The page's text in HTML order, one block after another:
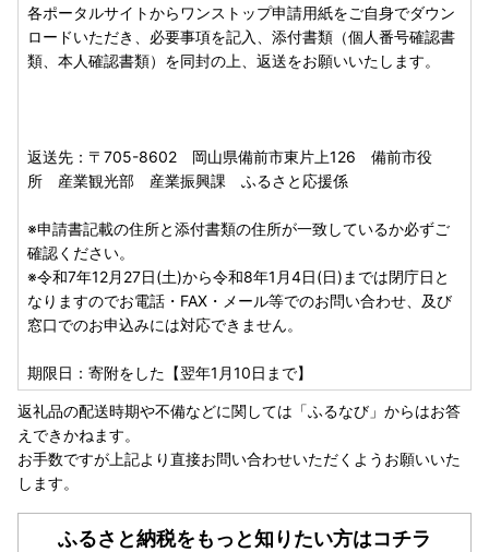
※申請書記載の住所と添付書類の住所が一致しているか必ず
ご確認ください。
各ポータルサイトからワンストップ申請用紙をご自身でダウン
ロードいただき、必要事項を記入、添付書類（個人番号確認書
類、本人確認書類）を同封の上、返送をお願いいたします。
返送先：〒705-8602 岡山県備前市東片上126 備前市役
所 産業観光部 産業振興課 ふるさと応援係
※申請書記載の住所と添付書類の住所が一致しているか必ずご
確認ください。
※令和7年12月27日(土)から令和8年1月4日(日)までは閉庁日と
なりますのでお電話・FAX・メール等でのお問い合わせ、及び
窓口でのお申込みには対応できません。
期限日：寄附をした【翌年1月10日まで】
返礼品の配送時期や不備などに関しては「ふるなび」からはお答
えできかねます。
お手数ですが上記より直接お問い合わせいただくようお願いいた
します。
ふるさと納税をもっと知りたい方はコチラ